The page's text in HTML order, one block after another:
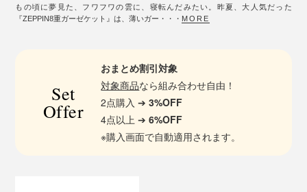
もの頃に夢見た、フワフワの雲に、寝転んだみたい。昨夏、大人気だった
『ZEPPIN8重ガーゼケット』は、薄いガー・・・ MORE
Set
Offer
おまとめ割引対象
対象商品なら組み合わせ自由！
2点購入 ➔3%OFF
4点以上 ➔6%OFF
※購入画面で自動適用されます。